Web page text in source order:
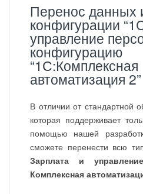
Перенос данных
конфигурации
управление
конфигурацию
“1С:Комплексная
автоматизация 2”
В отличии от стандартной
которая поддерживает
помощью нашей
сможете перенести всю
Зарплата и
Комплексная